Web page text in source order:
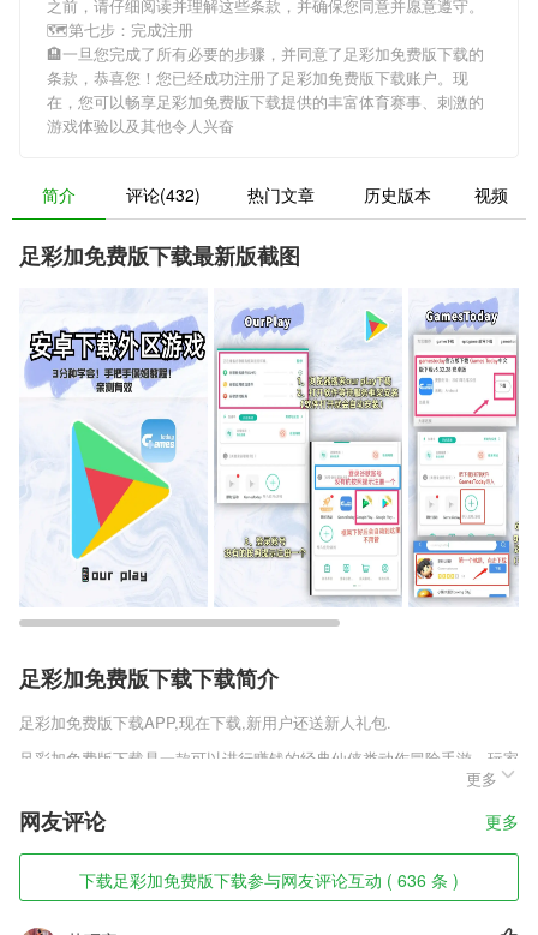
之前，请仔细阅读并理解这些条款，并确保您同意并愿意遵守。
🗺第七步：完成注册
🏨一旦您完成了所有必要的步骤，并同意了足彩加免费版下载的
条款，恭喜您！您已经成功注册了足彩加免费版下载账户。现
在，您可以畅享足彩加免费版下载提供的丰富体育赛事、刺激的
游戏体验以及其他令人兴奋
简介 评论(432) 热门文章 历史版本 视频
足彩加免费版下载最新版截图
足彩加免费版下载下载简介
足彩加免费版下载APP,现在下载,新用户还送新人礼包.
足彩加免费版下载是一款可以进行赚钱的经典仙侠类动作冒险手游，玩家
为了获取游戏中的资源也是需要通过任务和副本来获取，当然除了任务和
副本也是可以通过商城和拍卖行进行获取，商城里面也是可以利用红包购
买一些礼包的。
足彩加免费版下载软件特色
1,【天气提醒】显示7内的天气
更多
网友评论 更多
下载足彩加免费版下载参与网友评论互动 ( 636 条 )